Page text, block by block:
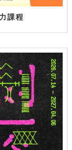
課程